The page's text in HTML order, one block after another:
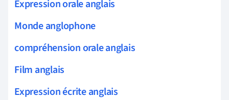
Expression orale anglais
Monde anglophone
compréhension orale anglais
Film anglais
Expression écrite anglais